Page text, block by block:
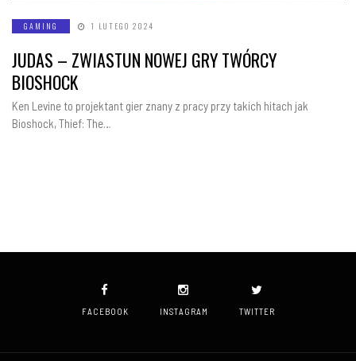
GAMING 1 LUTEGO 2024
JUDAS – ZWIASTUN NOWEJ GRY TWÓRCY
BIOSHOCK
Ken Levine to projektant gier znany z pracy przy takich hitach jak
Bioshock, Thief: The…
FACEBOOK INSTAGRAM TWITTER